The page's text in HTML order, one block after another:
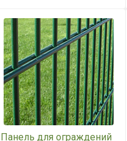
Панель для ограждений